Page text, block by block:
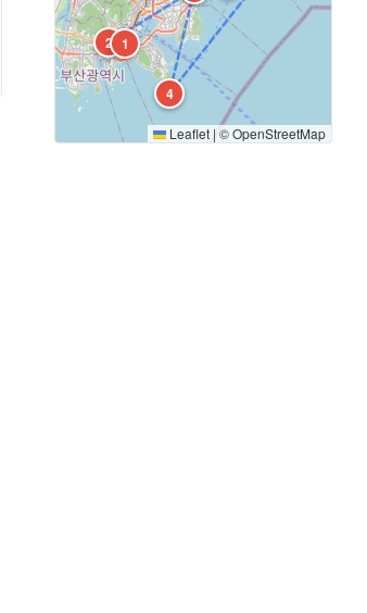
1
2
4
Leaflet | ©OpenStreetMap